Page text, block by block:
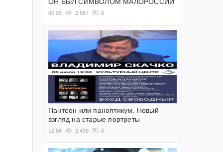
00:03 2 567 0
Пантеон или паноптикум. Новый
взгляд на старые портреты
12:56 2 439 0